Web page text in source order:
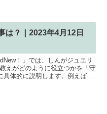
は？｜2023年4月12日
！」では、しんがジュエリ
えがどのように役立つかを「守
具体的に説明します。例えば、